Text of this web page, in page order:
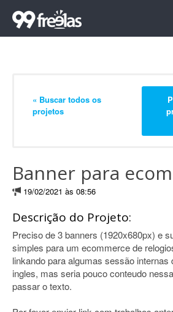
« Buscar todos os
projetos
Banner para
19/02/2021 às 08:56
Descrição do Projeto:
Preciso de 3 banners (1920x680px) e
simples para um ecommerce de
linkando para algumas sessão internas
ingles, mas seria pouco conteudo
passar o texto.